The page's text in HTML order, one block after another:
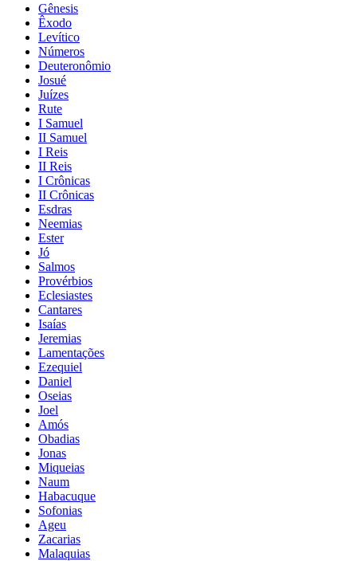
Gênesis
Êxodo
Levítico
Números
Deuteronômio
Josué
Juízes
Rute
I Samuel
II Samuel
I Reis
II Reis
I Crônicas
II Crônicas
Esdras
Neemias
Ester
Jó
Salmos
Provérbios
Eclesiastes
Cantares
Isaías
Jeremias
Lamentações
Ezequiel
Daniel
Oseias
Joel
Amós
Obadias
Jonas
Miqueias
Naum
Habacuque
Sofonias
Ageu
Zacarias
Malaquias